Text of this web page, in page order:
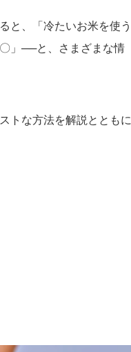
と、「冷たいお米を使う
」──と、さまざまな情
トな方法を解説とともに